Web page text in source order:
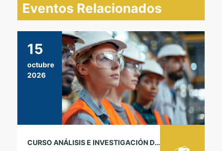
Eventos Relacionados
15
octubre
2026
CURSO ANÁLISIS E INVESTIGACIÓN DE ACCIDENTES E INCIDENTES – LÍDER ICAM